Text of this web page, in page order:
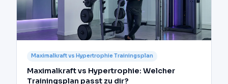
Maximalkraft vs Hypertrophie Trainingsplan
Maximalkraft vs Hypertrophie: Welcher
Trainingsplan passt zu dir?